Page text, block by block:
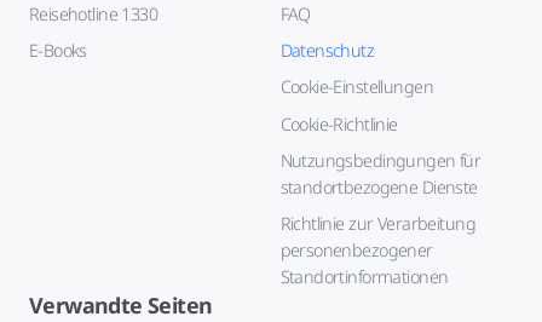
Reisehotline 1330
E-Books
FAQ
Datenschutz
Cookie-Einstellungen
Cookie-Richtlinie
Nutzungsbedingungen für
standortbezogene Dienste
Richtlinie zur Verarbeitung
personenbezogener
Standortinformationen
Verwandte Seiten